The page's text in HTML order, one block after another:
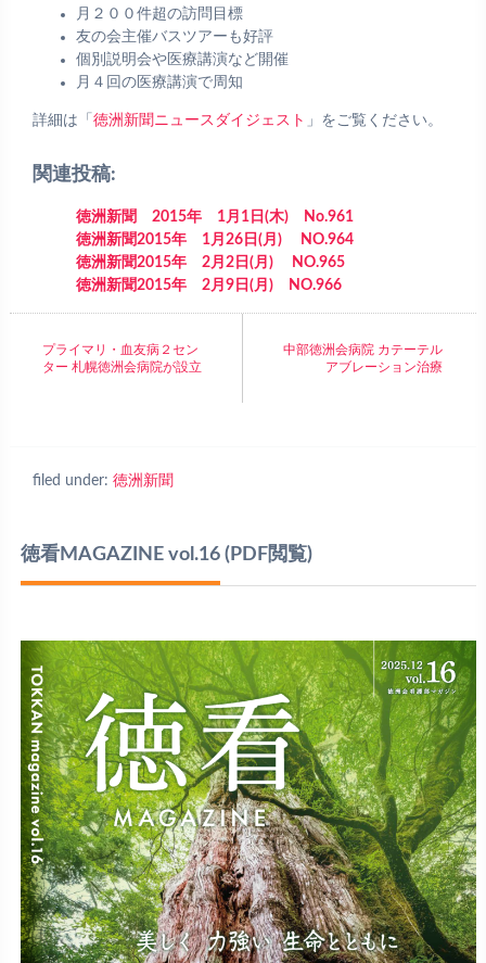
月２００件超の訪問目標
友の会主催バスツアーも好評
個別説明会や医療講演など開催
月４回の医療講演で周知
詳細は「 徳洲新聞ニュースダイジェスト 」をご覧ください。
関連投稿:
徳洲新聞 2015年 1月1日(木) No.961
徳洲新聞2015年 1月26日(月) NO.964
徳洲新聞2015年 2月2日(月) NO.965
徳洲新聞2015年 2月9日(月) NO.966
プライマリ・血友病２セン
ター 札幌徳洲会病院が設立
中部徳洲会病院 カテーテル
アブレーション治療
filed under: 徳洲新聞
徳看MAGAZINE vol.16(PDF閲覧)